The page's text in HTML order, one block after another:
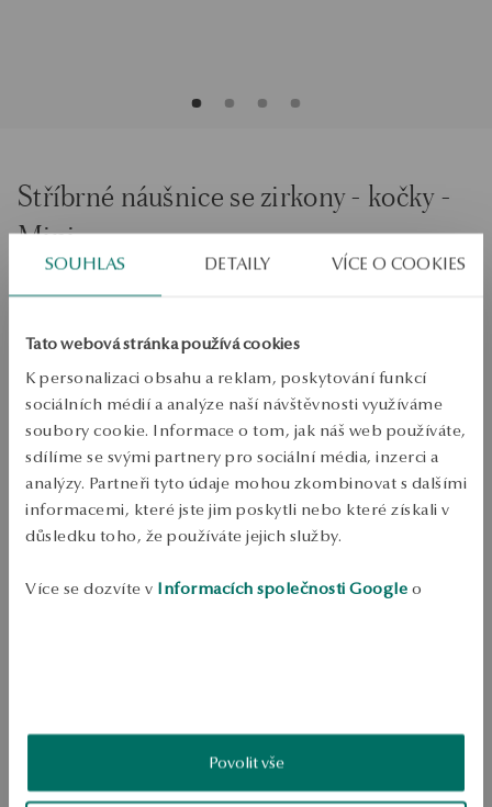
SOUHLAS DETAILY VÍCE O COOKIES
Tato webová stránka používá cookies
K personalizaci obsahu a reklam, poskytování funkcí
sociálních médií a analýze naší návštěvnosti využíváme
soubory cookie. Informace o tom, jak náš web používáte,
sdílíme se svými partnery pro sociální média, inzerci a
analýzy. Partneři tyto údaje mohou zkombinovat s dalšími
informacemi, které jste jim poskytli nebo které získali v
důsledku toho, že používáte jejich služby.
Více se dozvíte v Informacích společnosti Google o
Povolit vše
Stříbrné náušnice se zirkony - kočky -
Mini
Odeslání:1pracovní dny
Doprava zdarma od 1700 Kč
Bezplatné vrácení až do 100 dnů v YES Clubu
PODROBNOSTI
Náušnice z rhodiového stříbra 0.925 zdobené bílými zirkony. Model ve
SKU: KS33630-BB000-CRW000-000
5.0
Známka
Založeno na